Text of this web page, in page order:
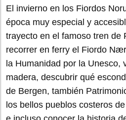
El invierno en los Fiordos
época muy especial y
trayecto en el famoso tren de
recorrer en ferry el Fiordo
la Humanidad por la Unesco,
madera, descubrir qué
de Bergen, también
los bellos pueblos costeros